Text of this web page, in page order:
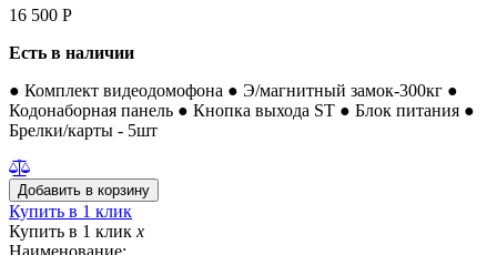
16 500 Р
Есть в наличии
● Комплект видеодомофона ● Э/магнитный замок-300кг ●
Кодонаборная панель ● Кнопка выхода ST ● Блок питания ●
Брелки/карты - 5шт
Купить в 1 клик
Купить в 1 клик x